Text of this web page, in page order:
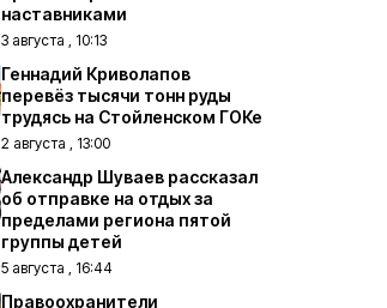
наставниками
3 августа , 10:13
Геннадий Криволапов
перевёз тысячи тонн руды
трудясь на Стойленском ГОКе
2 августа , 13:00
Александр Шуваев рассказал
об отправке на отдых за
пределами региона пятой
группы детей
5 августа , 16:44
Правоохранители